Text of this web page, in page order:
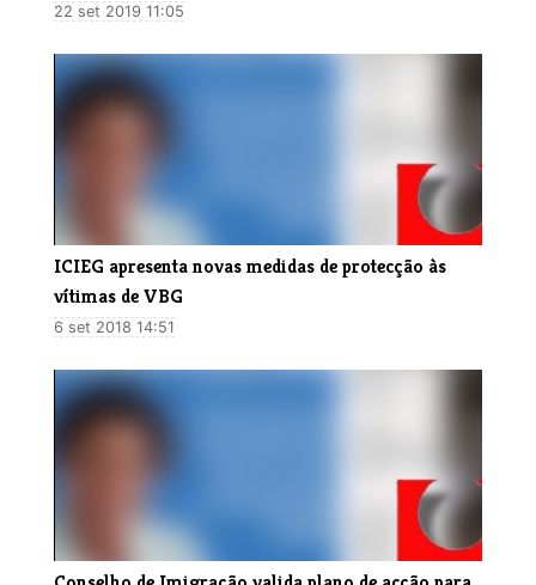
22 set 2019 11:05
ICIEG apresenta novas medidas de protecção às
vítimas de VBG
6 set 2018 14:51